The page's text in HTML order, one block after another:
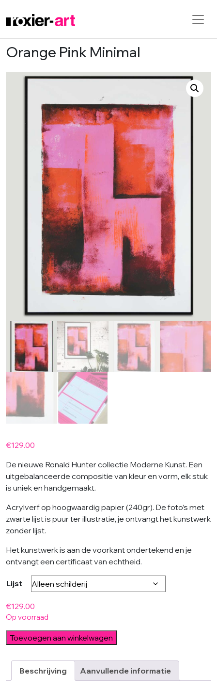
Skip to main content
Orange Pink Minimal
€129.00
De nieuwe Ronald Hunter collectie Moderne Kunst. Een
uitgebalanceerde compositie van kleur en vorm, elk stuk
is uniek en handgemaakt.
Acrylverf op hoogwaardig papier (240gr). De foto’s met
zwarte lijst is puur ter illustratie, je ontvangt het kunstwerk
zonder lijst.
Het kunstwerk is aan de voorkant ondertekend en je
ontvangt een certificaat van echtheid.
Lijst
€129.00
Op voorraad
Orange
Pink
Minimal
aantal
Toevoegen aan winkelwagen
Beschrijving Aanvullende informatie